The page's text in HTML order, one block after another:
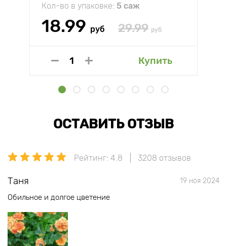
Кол-во в упаковке: 5 саж
18.99 руб 29.99 руб
Купить
ОСТАВИТЬ ОТЗЫВ
Рейтинг: 4.8 3208 отзывов
Таня 19 ноя 2024
Обильное и долгое цветение